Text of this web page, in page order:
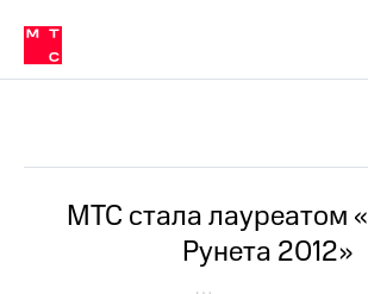
Медиа-центр
и акционерам
Устойчивое развитие
Комплаенс и деловая этика
компании
Карьера
История
компании
в МТС
Пресс-
релизы
МТС стала лауреатом
Рунета 2012»